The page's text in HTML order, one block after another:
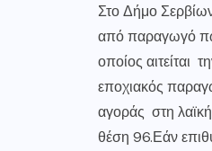
Στο Δήμο
από παραγωγό
οποίος αιτείται
εποχιακός
αγοράς στη
θέση 96.Εάν